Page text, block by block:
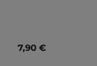
7,90 €